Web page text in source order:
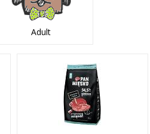
Adult